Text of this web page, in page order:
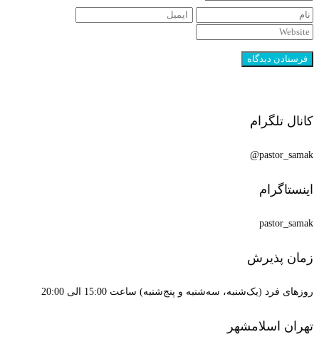
کانال تلگرام
pastor_samak@
اینستاگرام
pastor_samak
زمان پذیرش
روزهای فرد (یک‌شنبه، سه‌شنبه و پنج‌شنبه) ساعت 15:00 الی 20:00
تهران اسلامشهر